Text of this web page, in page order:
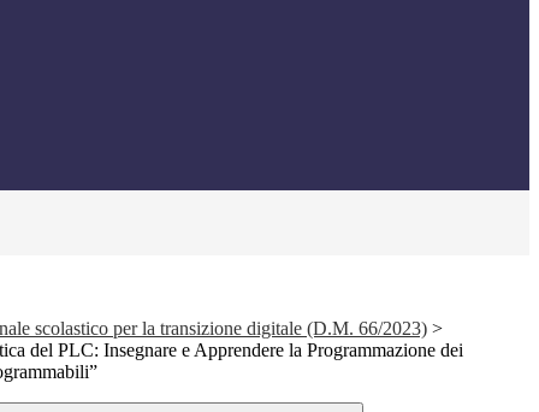
scolastico per la transizione digitale (D.M. 66/2023) >
del PLC: Insegnare e Apprendere la Programmazione dei